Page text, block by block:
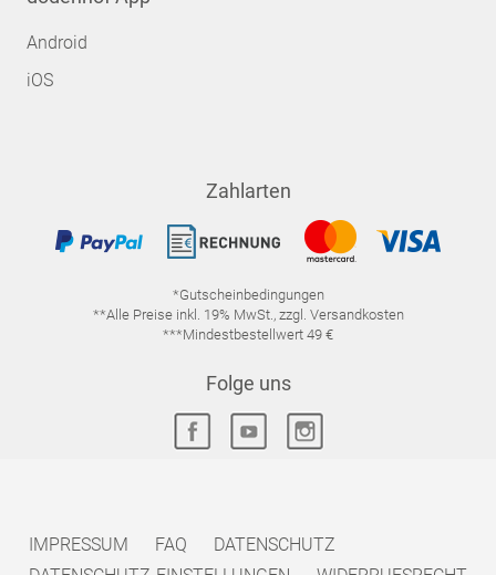
Android
iOS
Zahlarten
*Gutscheinbedingungen
**Alle Preise inkl. 19% MwSt., zzgl. Versandkosten
***Mindestbestellwert 49 €
Folge uns
IMPRESSUM FAQ
DATENSCHUTZ